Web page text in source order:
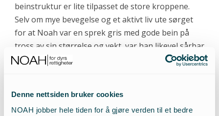
Denne nettsiden bruker cookies
NOAH jobber hele tiden for å gjøre verden til et bedre
beinstruktur er lite tilpasset de store kroppene.
Selv om mye bevegelse og et aktivt liv ute sørget
for at Noah var en sprek gris med gode bein på
tross av sin størrelse og vekt, var han likevel sårbar
i forhold til at indre organer egentlig ikke var
han ellers var en frisk og glad gris.